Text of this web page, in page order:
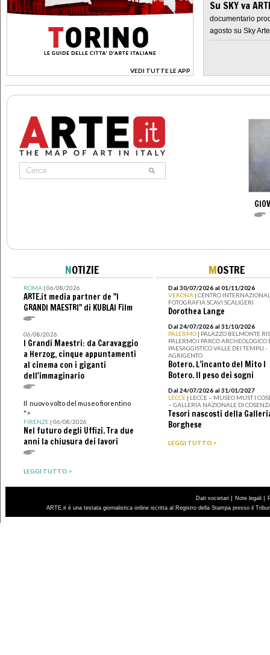
VEDI TUTTE LE APP
>
Su SKY va
documentario
agosto su Sky Arte
NOTIZIE
ROMA| 06/08/2026
ARTE.it media partner de "I
GRANDI MAESTRI" di KUBLAI Film
06/08/2026
I Grandi Maestri: da Caravaggio
a Herzog, cinque appuntamenti
al cinema con i giganti
dell'immaginario
Il nuovo volto del museo fiorentino
">
FIRENZE| 06/08/2026
Nel futuro degli Uffizi. Tra due
anni la chiusura dei lavori
LEGGI TUTTO >
MOSTRE
Dal 30/07/2026 al 01/11/2026
VERONA | CENTRO
FOTOGRAFIA SCAVI SCALIGERI
Dorothea Lange
Dal 24/07/2026 al 31/10/2026
PALERMO | PALAZZO BELMONTE
PALERMO I PARCO ARCHEOLOGICO
PAESAGGISTICO VALLE DEI TEMPLI -
AGRIGENTO
Botero. L’incanto del Mito I
Botero. Il peso dei sogni
Dal 24/07/2026 al 31/01/2027
LECCE | LECCE – MUSEO MUST I
– GALLERIA NAZIONALE DI
Tesori nascosti della
Borghese
LEGGI TUTTO >
Dati societari | Note legali |
ARTE.it è una testata giornalistica online iscritta al Registro della Stampa presso il